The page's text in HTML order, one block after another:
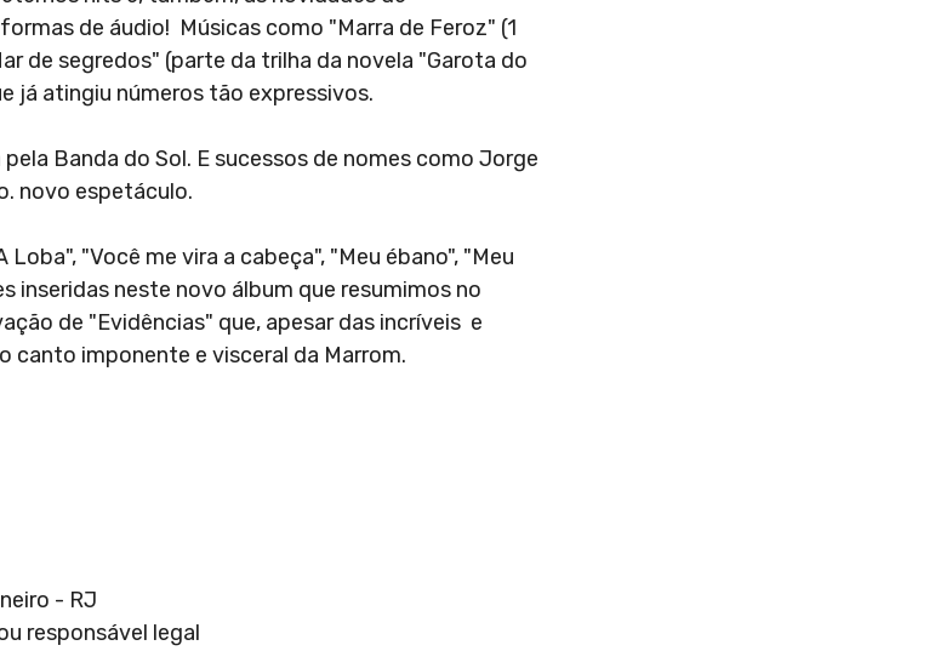
de áudio! Músicas como "Marra de Feroz" (1
de segredos" (parte da trilha da novela "Garota do
já atingiu números tão expressivos.
Banda do Sol. E sucessos de nomes como Jorge
novo espetáculo.
"Você me vira a cabeça", "Meu ébano", "Meu
inseridas neste novo álbum que resumimos no
de "Evidências" que, apesar das incríveis e
canto imponente e visceral da Marrom.
- RJ
responsável legal